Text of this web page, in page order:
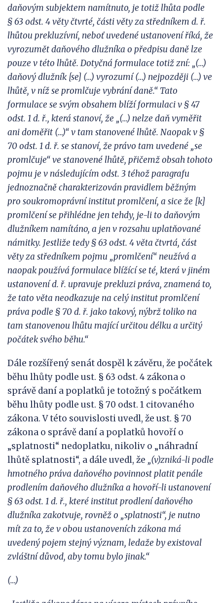
daňovým subjektem namítnuto, je totiž lhůta podle
§63 odst. 4 věty čtvrté, části věty za středníkem d. ř.
lhůtou prekluzívní, neboť uvedené ustanovení říká, že
vyrozumět daňového dlužníka o předpisu daně lze
pouze v této lhůtě. Dotyčná formulace totiž zní: „(…)
daňový dlužník [se] (…) vyrozumí (…) nejpozději (…) ve
lhůtě, v níž se promlčuje vybrání daně.“ Tato
formulace se svým obsahem blíží formulaci v § 47
odst. 1 d. ř., která stanoví, že „(…) nelze daň vyměřit
ani doměřit (…)“ v tam stanovené lhůtě. Naopak v §
70 odst. 1 d. ř. se stanoví, že právo tam uvedené „se
promlčuje“ ve stanovené lhůtě, přičemž obsah tohoto
pojmu je v následujícím odst. 3 téhož paragrafu
jednoznačně charakterizován pravidlem běžným
pro soukromoprávní institut promlčení, a sice že [k]
promlčení se přihlédne jen tehdy, je-li to daňovým
dlužníkem namítáno, a jen v rozsahu uplatňované
námitky. Jestliže tedy § 63 odst. 4 věta čtvrtá, část
věty za středníkem pojmu „promlčení“ neužívá a
naopak používá formulace blížící se té, která v jiném
ustanovení d. ř. upravuje prekluzi práva, znamená to,
že tato věta neodkazuje na celý institut promlčení
práva podle § 70 d. ř. jako takový, nýbrž toliko na
tam stanovenou lhůtu mající určitou délku a určitý
počátek svého běhu.“
Dále rozšířený senát dospěl k závěru, že počátek
běhu lhůty podle ust. § 63 odst. 4 zákona o
správě daní a poplatků je totožný s počátkem
běhu lhůty podle ust. § 70 odst. 1 citovaného
zákona. V této souvislosti uvedl, že ust. § 70
zákona o správě daní a poplatků hovoří o
„splatnosti“ nedoplatku, nikoliv o „náhradní
lhůtě splatnosti“, a dále uvedl, že „(v)zniká-li podle
hmotného práva daňového povinnost platit penále
prodlením daňového dlužníka a hovoří-li ustanovení
§ 63 odst. 1 d. ř., které institut prodlení daňového
dlužníka zakotvuje, rovněž o „splatnosti“, je nutno
mít za to, že vobou ustanoveních zákona má
uvedený pojem stejný význam, ledaže by existoval
zvláštní důvod, aby tomu bylo jinak.“
(…)